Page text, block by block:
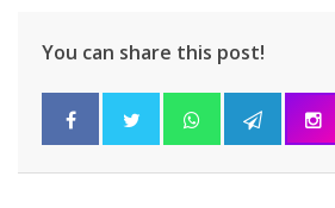
You can share this post!